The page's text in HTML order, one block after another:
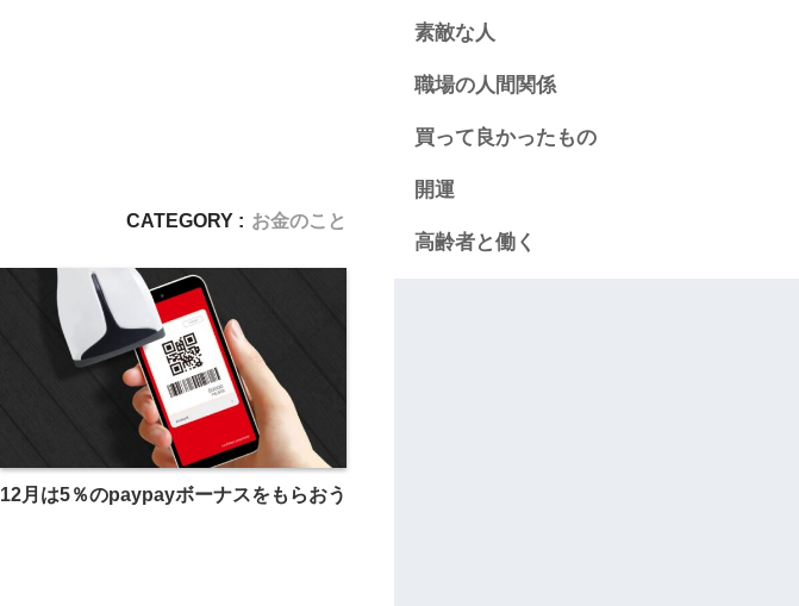
CATEGORY : お金のこと
12月は5％のpaypayボーナスをもらおう
素敵な人
職場の人間関係
買って良かったもの
開運
高齢者と働く